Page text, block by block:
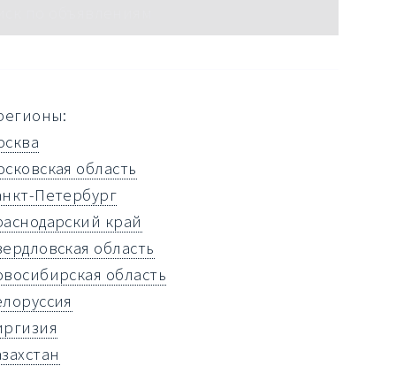
область
Петербург
край
область
область